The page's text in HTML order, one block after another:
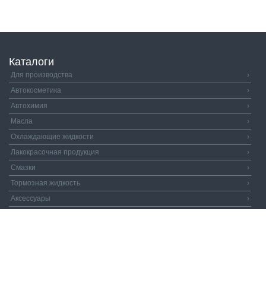
Каталоги
Для производства
›
Автокосметика
›
Автохимия
›
Масла
›
Охлаждающие жидкости
›
Лакокрасочная продукция
›
Смазки
›
Тормозная жидкость
›
Аксессуары
›